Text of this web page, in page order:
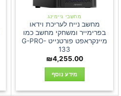
מחשבי גיימינג
מחשב נייח לעריכת וידאו
בפרימייר ומשחקי מחשב כמו
מיינקראפט פורטנייט G-PRO-
133
₪4,255.00
מידע נוסף